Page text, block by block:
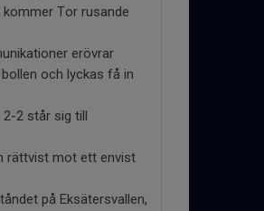
Tor rusande
erövrar
och lyckas få in
2 står sig till
rättvist mot ett envist
på Eksätersvallen,